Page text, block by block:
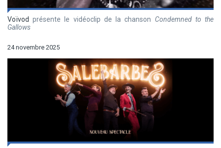
Voïvod présente le vidéoclip de la chanson Condemned to the
Gallows
24 novembre 2025